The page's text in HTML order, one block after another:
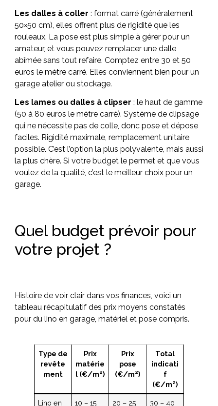
Les dalles à coller : format carré (généralement
50×50 cm), elles offrent plus de rigidité que les
rouleaux. La pose est plus simple à gérer pour un
amateur, et vous pouvez remplacer une dalle
abîmée sans tout refaire. Comptez entre 30 et 50
euros le mètre carré. Elles conviennent bien pour un
garage atelier ou stockage.
Les lames ou dalles à clipser : le haut de gamme
(50 à 80 euros le mètre carré). Système de clipsage
qui ne nécessite pas de colle, donc pose et dépose
faciles. Rigidité maximale, remplacement unitaire
possible. C’est l’option la plus polyvalente, mais aussi
la plus chère. Si votre budget le permet et que vous
voulez de la qualité, c’est le meilleur choix pour un
garage.
Quel budget prévoir pour
votre projet ?
Histoire de voir clair dans vos finances, voici un
tableau récapitulatif des prix moyens constatés
pour du lino en garage, matériel et pose compris.
Type de
revête
ment
Prix
matérie
l (€/m²)
Prix
pose
(€/m²)
Total
indicati
f
(€/m²)
Lino en
10 – 15 20 – 25 30 – 40